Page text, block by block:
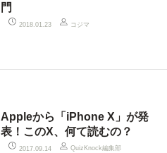
門
2018.01.23 コジマ
Appleから「iPhone X」が発
表！このX、何て読むの？
2017.09.14 QuizKnock編集部